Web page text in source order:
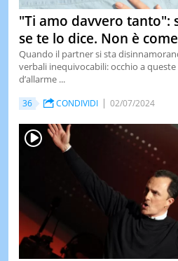
"Ti amo davvero tanto":
se te lo dice. Non è
Quando il partner si sta
verbali inequivocabili: occhio a
d’allarme ...
36 CONDIVIDI 02/07/2024